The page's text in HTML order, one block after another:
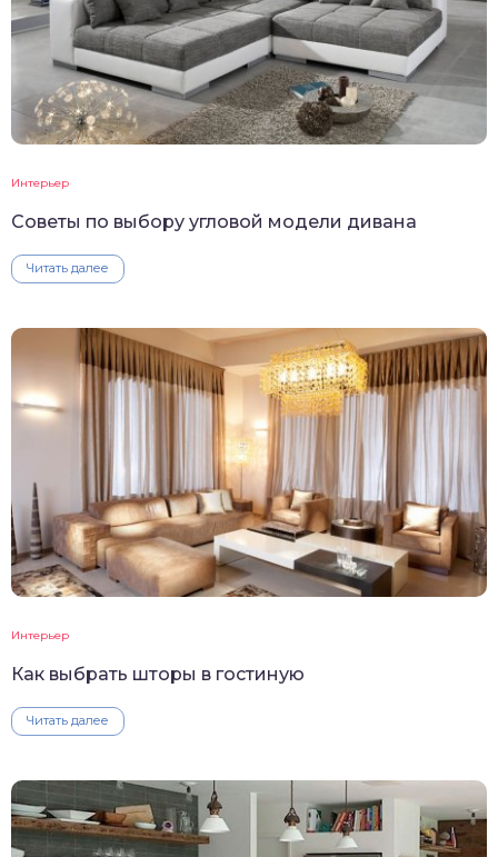
Интерьер
Советы по выбору угловой модели дивана
Читать далее
Интерьер
Как выбрать шторы в гостиную
Читать далее